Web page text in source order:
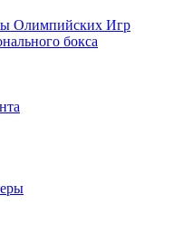
Олимпийских Игр
бокса